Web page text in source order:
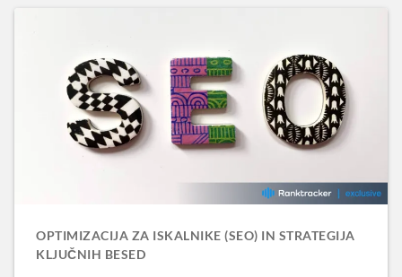
OPTIMIZACIJA ZA ISKALNIKE (SEO) IN STRATEGIJA
KLJUČNIH BESED